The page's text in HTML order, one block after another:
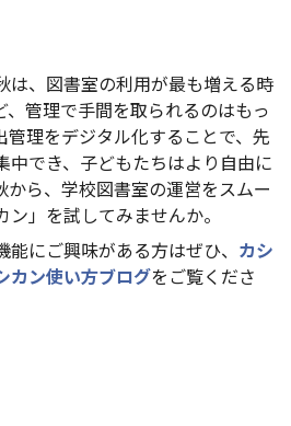
は、図書室の利用が最も増える時
管理で手間を取られるのはもっ
管理をデジタル化することで、先
中でき、子どもたちはより自由に
から、学校図書室の運営をスムー
」を試してみませんか。
にご興味がある方はぜひ、 カシ
カン使い方ブログをご覧くださ